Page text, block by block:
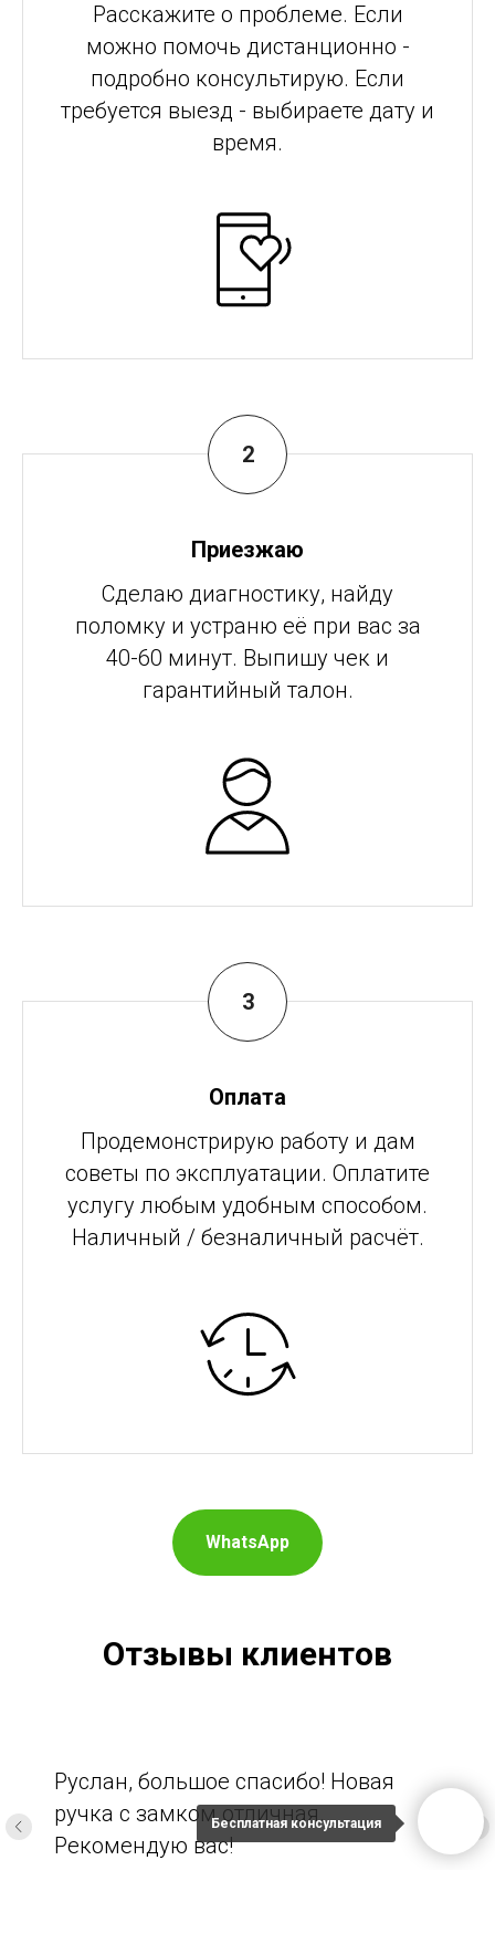
Бесплатная консультация
Расскажите о проблеме. Если
можно помочь дистанционно -
подробно консультирую. Если
требуется выезд - выбираете дату и
время.
Приезжаю
Сделаю диагностику, найду
поломку и устраню её при вас за
40-60 минут. Выпишу чек и
гарантийный талон.
Оплата
Продемонстрирую работу и дам
советы по эксплуатации. Оплатите
услугу любым удобным способом.
Наличный / безналичный расчёт.
WhatsApp
Отзывы клиентов
Руслан, большое спасибо! Новая
ручка с замком отличная.
Рекомендую вас!